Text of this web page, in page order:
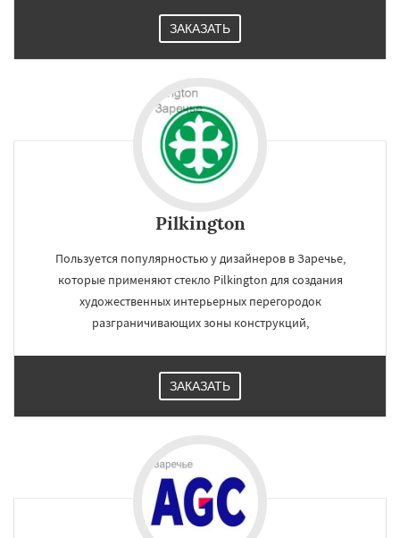
ЗАКАЗАТЬ
Pilkington
Пользуется популярностью у дизайнеров в Заречье,
которые применяют стекло Pilkington для создания
художественных интерьерных перегородок
разграничивающих зоны конструкций,
ЗАКАЗАТЬ